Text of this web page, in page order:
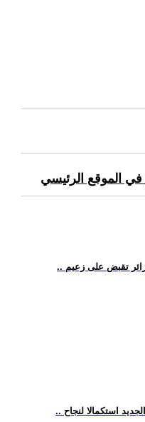
الموقع الرئيسي
تقبض على زعيم
استكمالا لنجاح